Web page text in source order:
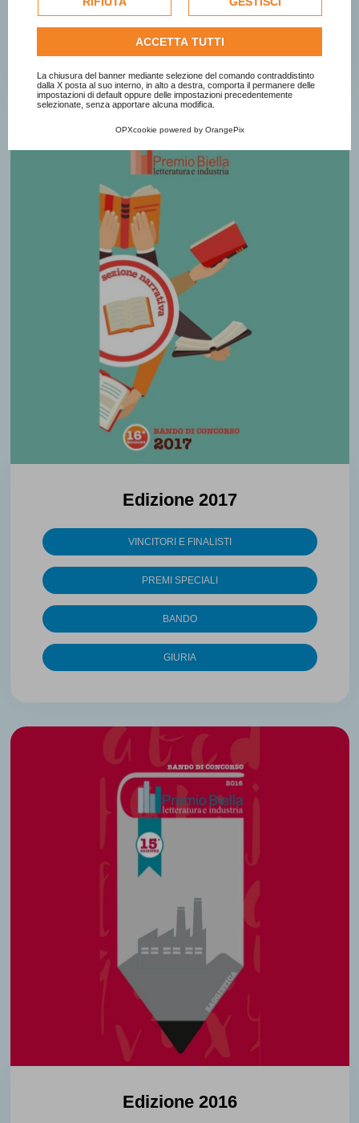
per personalizzare gli annunci pubblicitari. Per ulteriori
informazioni su come Google utilizza i dati raccolti,
politica sulla privacy di Google
Consulta l'informativa cookie completa.
ACCETTA TUTTI
La chiusura del banner mediante selezione del comando contraddistinto
dalla X posta al suo interno, in alto a destra, comporta il permanere delle
impostazioni di default oppure delle impostazioni precedentemente
selezionate, senza apportare alcuna modifica.
OPXcookie powered by OrangePix
BANDO
GIURIA
Edizione 2017
VINCITORI E FINALISTI
PREMI SPECIALI
BANDO
GIURIA
Edizione 2016